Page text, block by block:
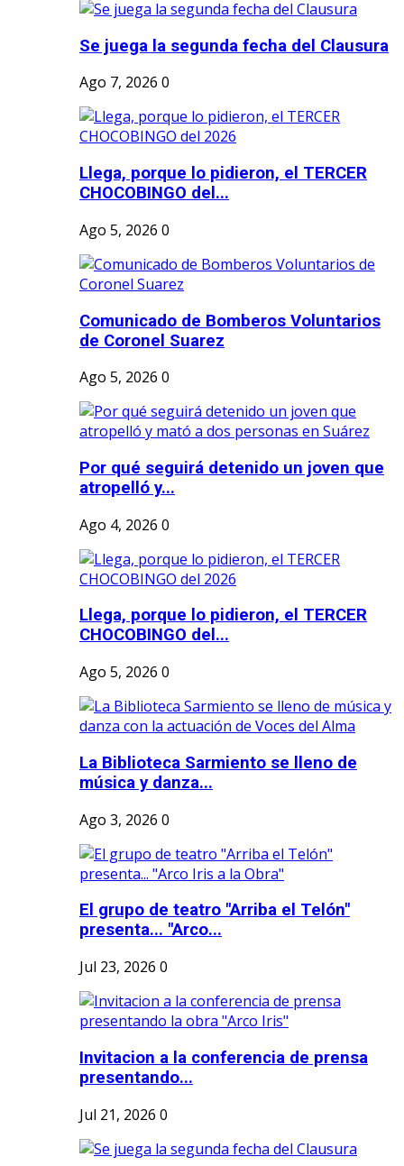
Se juega la segunda fecha del Clausura
Ago 7, 2026 0
Llega, porque lo pidieron, el TERCER
CHOCOBINGO del...
Ago 5, 2026 0
Comunicado de Bomberos Voluntarios
de Coronel Suarez
Ago 5, 2026 0
Por qué seguirá detenido un joven que
atropelló y...
Ago 4, 2026 0
Llega, porque lo pidieron, el TERCER
CHOCOBINGO del...
Ago 5, 2026 0
La Biblioteca Sarmiento se lleno de
música y danza...
Ago 3, 2026 0
El grupo de teatro "Arriba el Telón"
presenta... "Arco...
Jul 23, 2026 0
Invitacion a la conferencia de prensa
presentando...
Jul 21, 2026 0